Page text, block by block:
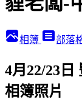
相簿 部落
4月22/23日
相簿照片